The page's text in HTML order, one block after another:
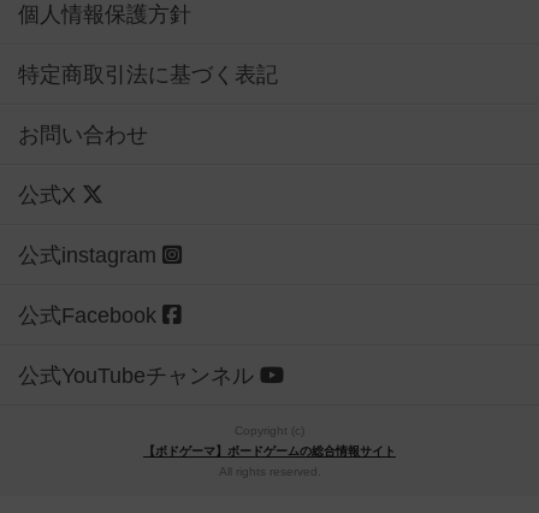
個人情報保護方針
特定商取引法に基づく表記
お問い合わせ
公式X
公式instagram
公式Facebook
公式YouTubeチャンネル
Copyright (c)
【ボドゲーマ】ボードゲームの総合情報サイト
All rights reserved.